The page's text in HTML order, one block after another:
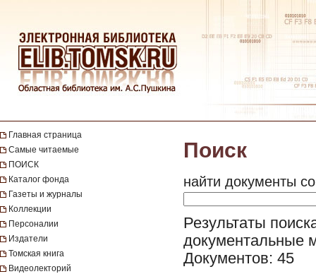
Главная страница
Самые читаемые
ПОИСК
Каталог фонда
Газеты и журналы
Коллекции
Персоналии
Издатели
Томская книга
Видеолекторий
Поиск
найти документы
Результаты
документальные
Документов: 45